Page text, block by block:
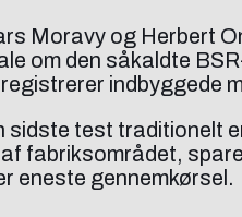
Moravy og Herbert
om den såkaldte
indbyggede
sidste test traditionelt
fabriksområdet,
eneste gennemkørsel.